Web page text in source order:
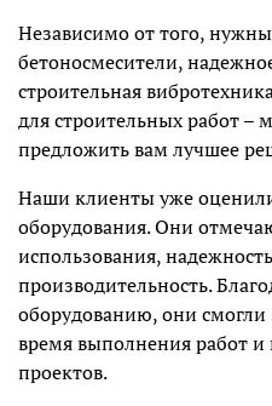
Независимо от того,
бетоносмесители,
строительная
для строительных работ –
предложить вам лучшее
Наши клиенты уже
оборудования. Они
использования,
производительность.
оборудованию, они смогли
время выполнения работ и
проектов.